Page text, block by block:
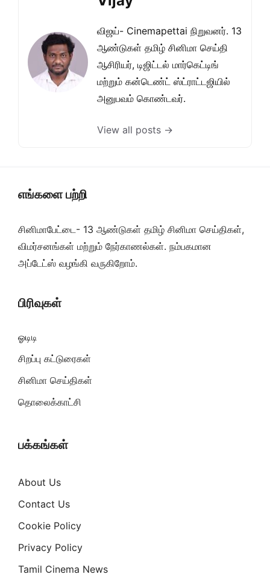
விஜய்- Cinemapettai நிறுவனர். 13
ஆண்டுகள் தமிழ் சினிமா செய்தி
ஆசிரியர், டிஜிட்டல் மார்கெட்டிங்
மற்றும் கன்டெண்ட் ஸ்ட்ராட்டஜியில்
அனுபவம் கொண்டவர்.
View all posts →
எங்களை பற்றி
சினிமாபேட்டை- 13 ஆண்டுகள் தமிழ் சினிமா செய்திகள்,
விமர்சனங்கள் மற்றும் நேர்காணல்கள். நம்பகமான
அப்டேட்ஸ் வழங்கி வருகிறோம்.
பிரிவுகள்
ஓடிடி
சிறப்பு கட்டுரைகள்
சினிமா செய்திகள்
தொலைக்காட்சி
பக்கங்கள்
About Us
Contact Us
Cookie Policy
Privacy Policy
Tamil Cinema News